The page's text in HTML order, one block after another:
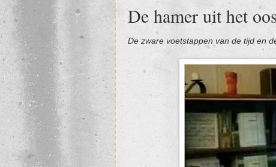
De hamer uit het
De zware voetstappen van de tijd en